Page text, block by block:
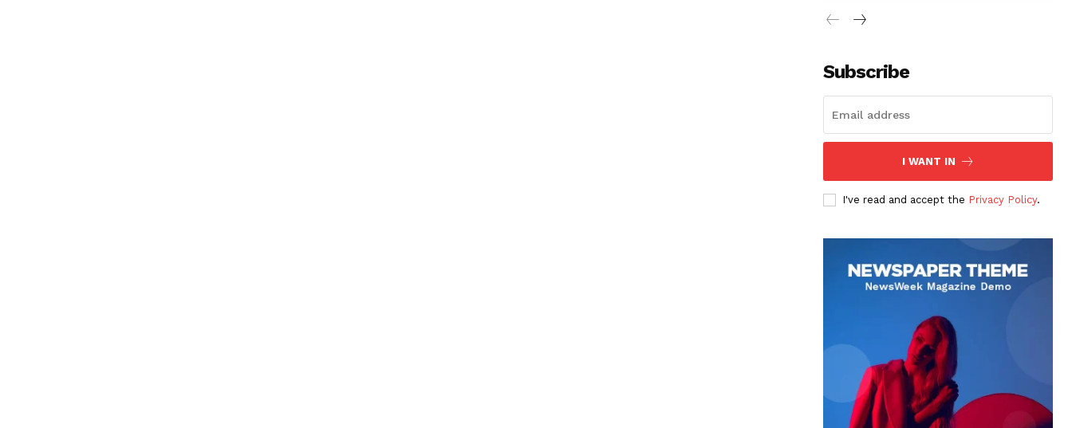
Subscribe
I WANT IN
I've read and accept the Privacy Policy.